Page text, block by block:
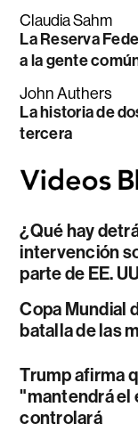
Claudia Sahm
La Reserva
a la gente
John Authers
La historia de
tercera
¿Qué hay
intervención
parte de EE.
Copa Mundial
batalla de las
Trump afirma
"mantendrá el
controlará